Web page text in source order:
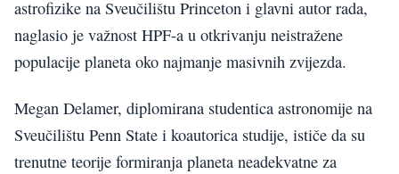
astrofizike na Sveučilištu Princeton i glavni autor rada,
naglasio je važnost HPF-a u otkrivanju neistražene
populacije planeta oko najmanje masivnih zvijezda.
Megan Delamer, diplomirana studentica astronomije na
Sveučilištu Penn State i koautorica studije, ističe da su
trenutne teorije formiranja planeta neadekvatne za